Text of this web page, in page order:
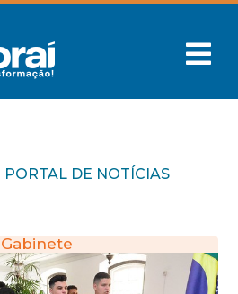
PORTAL DE NOTÍCIAS
Gabinete